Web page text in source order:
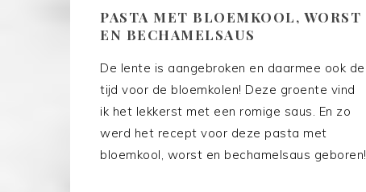
PASTA MET BLOEMKOOL, WORST
EN BECHAMELSAUS
De lente is aangebroken en daarmee ook de
tijd voor de bloemkolen! Deze groente vind
ik het lekkerst met een romige saus. En zo
werd het recept voor deze pasta met
bloemkool, worst en bechamelsaus geboren!